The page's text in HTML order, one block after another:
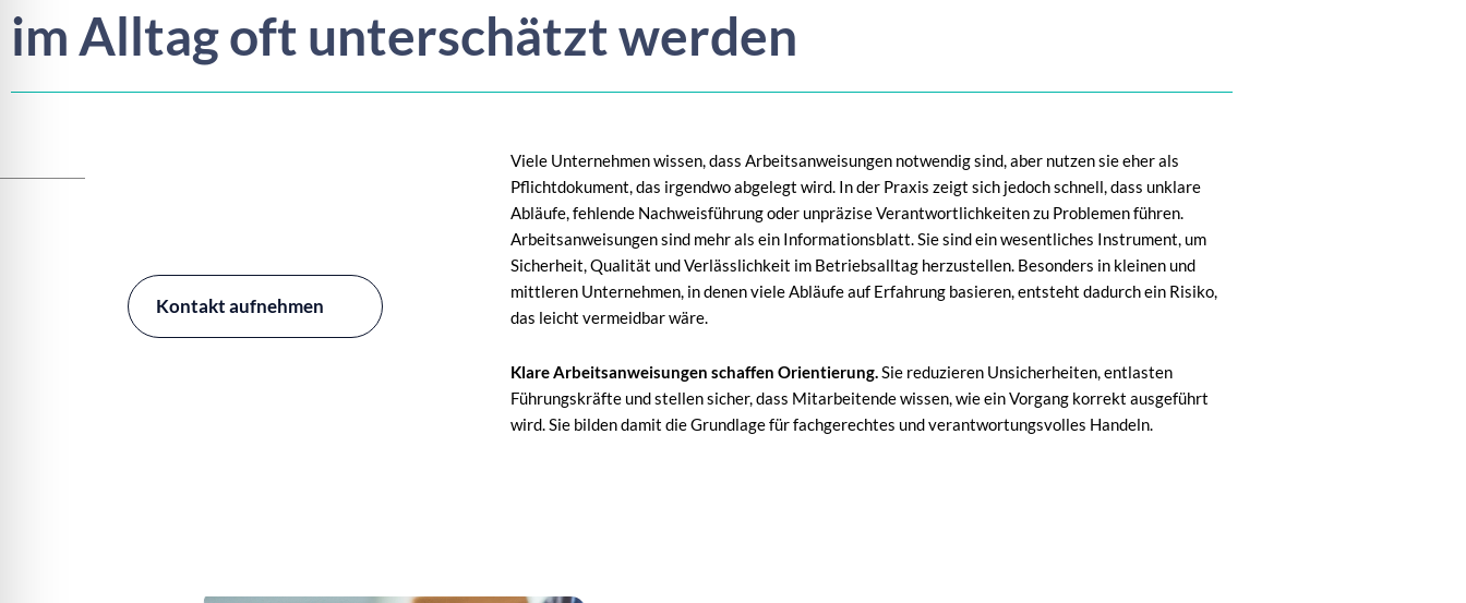
im Alltag oft unterschätzt werden
Kontakt aufnehmen
Viele Unternehmen wissen, dass Arbeitsanweisungen notwendig sind, aber nutzen sie eher als
Pflichtdokument, das irgendwo abgelegt wird. In der Praxis zeigt sich jedoch schnell, dass unklare
Abläufe, fehlende Nachweisführung oder unpräzise Verantwortlichkeiten zu Problemen führen.
Arbeitsanweisungen sind mehr als ein Informationsblatt. Sie sind ein wesentliches Instrument, um
Sicherheit, Qualität und Verlässlichkeit im Betriebsalltag herzustellen. Besonders in kleinen und
mittleren Unternehmen, in denen viele Abläufe auf Erfahrung basieren, entsteht dadurch ein Risiko,
das leicht vermeidbar wäre.
Klare Arbeitsanweisungen schaffen Orientierung.Sie reduzieren Unsicherheiten, entlasten
Führungskräfte und stellen sicher, dass Mitarbeitende wissen, wie ein Vorgang korrekt ausgeführt
wird. Sie bilden damit die Grundlage für fachgerechtes und verantwortungsvolles Handeln.